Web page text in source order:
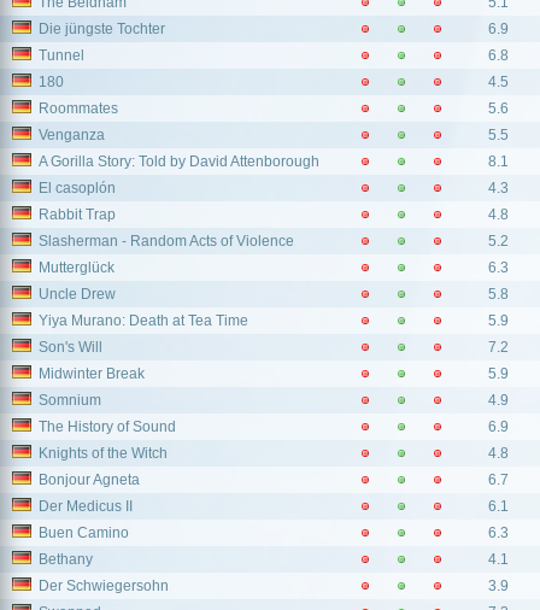
Die jüngste Tochter
6.9
Tunnel
6.8
180
4.5
Roommates
5.6
Venganza
5.5
A Gorilla Story: Told by David Attenborough
8.1
El casoplón
4.3
Rabbit Trap
4.8
Slasherman - Random Acts of Violence
5.2
Mutterglück
6.3
Uncle Drew
5.8
Yiya Murano: Death at Tea Time
5.9
Son's Will
7.2
Midwinter Break
5.9
Somnium
4.9
The History of Sound
6.9
Knights of the Witch
4.8
Bonjour Agneta
6.7
Der Medicus II
6.1
Buen Camino
6.3
Bethany
4.1
Der Schwiegersohn
3.9